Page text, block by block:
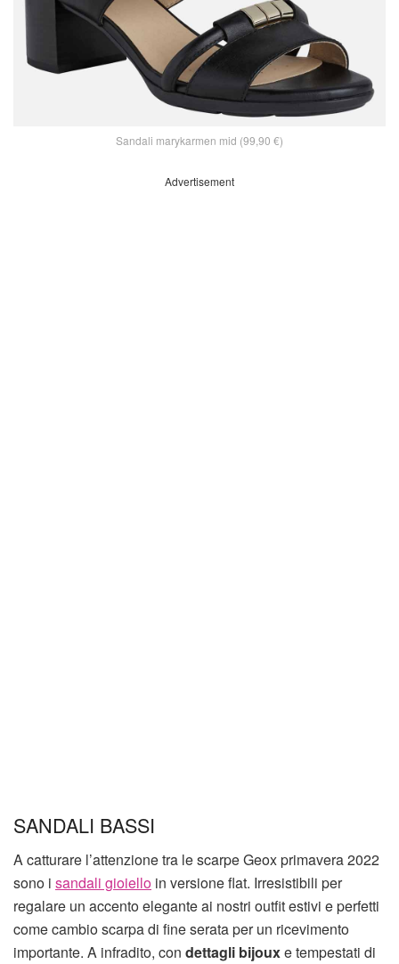
Sandali marykarmen mid (99,90 €)
Advertisement
SANDALI BASSI
A catturare l’attenzione tra le scarpe Geox primavera 2022
sono i sandali gioiello in versione flat. Irresistibili per
regalare un accento elegante ai nostri outfit estivi e perfetti
come cambio scarpa di fine serata per un ricevimento
importante. A infradito, con dettagli bijouxe tempestati di